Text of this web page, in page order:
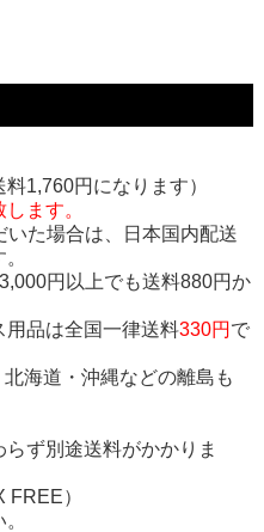
1,760円になります）
ます。
いた場合は、日本国内配送
円以上でも送料880円か
品は全国一律送料330円 で
海道・沖縄などの離島も
ず別途送料がかかりま
）